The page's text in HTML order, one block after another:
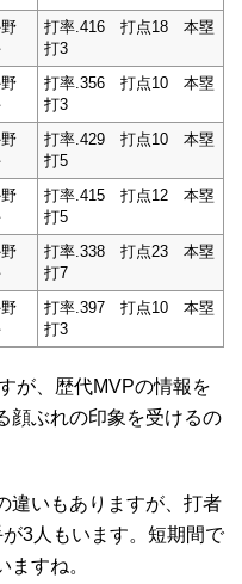
打率.416 打点18 本塁
打3
打率.356 打点10 本塁
打3
打率.429 打点10 本塁
打5
打率.415 打点12 本塁
打5
打率.338 打点23 本塁
打7
打率.397 打点10 本塁
打3
が、歴代MVPの情報を
顔ぶれの印象を受けるの
違いもありますが、打者
3人もいます。短期間で
すね。